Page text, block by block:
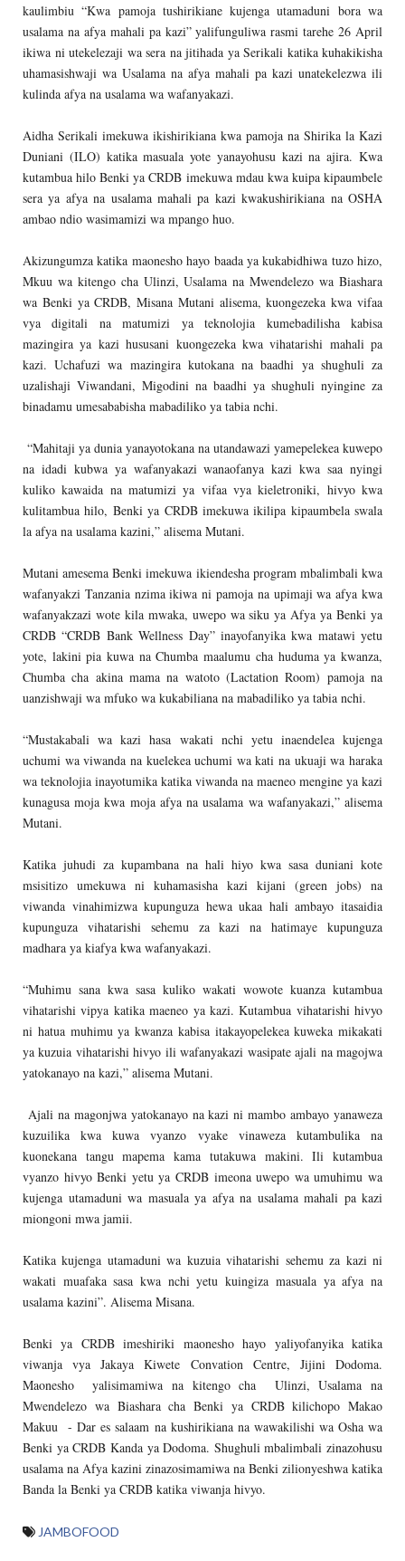
kaulimbiu “Kwa pamoja tushirikiane kujenga utamaduni bora wa
usalama na afya mahali pa kazi” yalifunguliwa rasmi tarehe 26 April
ikiwa ni utekelezaji wa sera na jitihada ya Serikali katika kuhakikisha
uhamasishwaji wa Usalama na afya mahali pa kazi unatekelezwa ili
kulinda afya na usalama wa wafanyakazi.
Aidha Serikali imekuwa ikishirikiana kwa pamoja na Shirika la Kazi
Duniani (ILO) katika masuala yote yanayohusu kazi na ajira. Kwa
kutambua hilo Benki ya CRDB imekuwa mdau kwa kuipa kipaumbele
sera ya afya na usalama mahali pa kazi kwakushirikiana na OSHA
ambao ndio wasimamizi wa mpango huo.
Akizungumza katika maonesho hayo baada ya kukabidhiwa tuzo hizo,
Mkuu wa kitengo cha Ulinzi, Usalama na Mwendelezo wa Biashara
wa Benki ya CRDB, Misana Mutani alisema, kuongezeka kwa vifaa
vya digitali na matumizi ya teknolojia kumebadilisha kabisa
mazingira ya kazi hususani kuongezeka kwa vihatarishi mahali pa
kazi. Uchafuzi wa mazingira kutokana na baadhi ya shughuli za
uzalishaji Viwandani, Migodini na baadhi ya shughuli nyingine za
binadamu umesababisha mabadiliko ya tabia nchi.
“Mahitaji ya dunia yanayotokana na utandawazi yamepelekea kuwepo
na idadi kubwa ya wafanyakazi wanaofanya kazi kwa saa nyingi
kuliko kawaida na matumizi ya vifaa vya kieletroniki, hivyo kwa
kulitambua hilo, Benki ya CRDB imekuwa ikilipa kipaumbela swala
la afya na usalama kazini,” alisema Mutani.
Mutani amesema Benki imekuwa ikiendesha program mbalimbali kwa
wafanyakzi Tanzania nzima ikiwa ni pamoja na upimaji wa afya kwa
wafanyakzazi wote kila mwaka, uwepo wa siku ya Afya ya Benki ya
CRDB “CRDB Bank Wellness Day” inayofanyika kwa matawi yetu
yote, lakini pia kuwa na Chumba maalumu cha huduma ya kwanza,
Chumba cha akina mama na watoto (Lactation Room) pamoja na
uanzishwaji wa mfuko wa kukabiliana na mabadiliko ya tabia nchi.
“Mustakabali wa kazi hasa wakati nchi yetu inaendelea kujenga
uchumi wa viwanda na kuelekea uchumi wa kati na ukuaji wa haraka
wa teknolojia inayotumika katika viwanda na maeneo mengine ya kazi
kunagusa moja kwa moja afya na usalama wa wafanyakazi,” alisema
Mutani.
Katika juhudi za kupambana na hali hiyo kwa sasa duniani kote
msisitizo umekuwa ni kuhamasisha kazi kijani (green jobs) na
viwanda vinahimizwa kupunguza hewa ukaa hali ambayo itasaidia
kupunguza vihatarishi sehemu za kazi na hatimaye kupunguza
madhara ya kiafya kwa wafanyakazi.
“Muhimu sana kwa sasa kuliko wakati wowote kuanza kutambua
vihatarishi vipya katika maeneo ya kazi. Kutambua vihatarishi hivyo
ni hatua muhimu ya kwanza kabisa itakayopelekea kuweka mikakati
ya kuzuia vihatarishi hivyo ili wafanyakazi wasipate ajali na magojwa
yatokanayo na kazi,” alisema Mutani.
Ajali na magonjwa yatokanayo na kazi ni mambo ambayo yanaweza
kuzuilika kwa kuwa vyanzo vyake vinaweza kutambulika na
kuonekana tangu mapema kama tutakuwa makini. Ili kutambua
vyanzo hivyo Benki yetu ya CRDB imeona uwepo wa umuhimu wa
kujenga utamaduni wa masuala ya afya na usalama mahali pa kazi
miongoni mwa jamii.
Katika kujenga utamaduni wa kuzuia vihatarishi sehemu za kazi ni
wakati muafaka sasa kwa nchi yetu kuingiza masuala ya afya na
usalama kazini”. Alisema Misana.
Benki ya CRDB imeshiriki maonesho hayo yaliyofanyika katika
viwanja vya Jakaya Kiwete Convation Centre, Jijini Dodoma.
Maonesho yalisimamiwa na kitengo cha Ulinzi, Usalama na
Mwendelezo wa Biashara cha Benki ya CRDB kilichopo Makao
Makuu - Dar es salaam na kushirikiana na wawakilishi wa Osha wa
Benki ya CRDB Kanda ya Dodoma. Shughuli mbalimbali zinazohusu
usalama na Afya kazini zinazosimamiwa na Benki zilionyeshwa katika
Banda la Benki ya CRDB katika viwanja hivyo.
JAMBOFOOD